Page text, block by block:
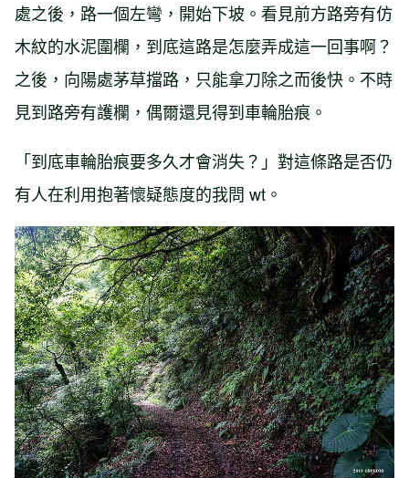
處之後，路一個左彎，開始下坡。看見前方路旁有仿
木紋的水泥圍欄，到底這路是怎麼弄成這一回事啊？
之後，向陽處茅草擋路，只能拿刀除之而後快。不時
見到路旁有護欄，偶爾還見得到車輪胎痕。
「到底車輪胎痕要多久才會消失？」對這條路是否仍
有人在利用抱著懷疑態度的我問 wt。